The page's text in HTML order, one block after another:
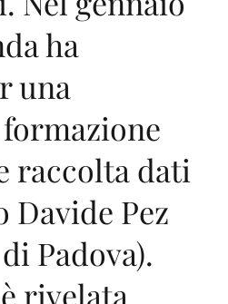
ha
una
raccolta dati
Davide Pez
Padova).
rivelata